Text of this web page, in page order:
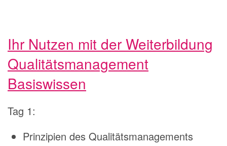
Ihr Nutzen mit der Weiterbildung
Qualitätsmanagement
Basiswissen
Tag 1:
Prinzipien des Qualitätsmanagements